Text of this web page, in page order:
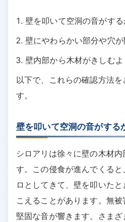
壁を叩いて空洞の音がす
壁にやわらかい部分や穴
壁内部から木材がきしむ
以下で、これらの確認方法
す。
壁を叩いて空洞の音がする
シロアリは徐々に壁の木材内
す。この侵食が進んでくる
ロとしてきて、壁を叩いた
こえることがあります。無
堅固な音が響きます。さま